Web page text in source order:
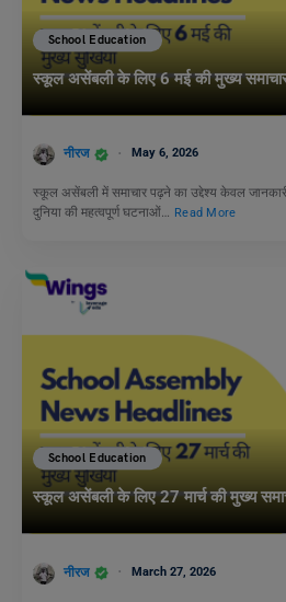
School Education
स्कूल असेंबली के लिए 6 मई की मुख्य समाचार
नीरज May 6, 2026
स्कूल असेंबली में समाचार पढ़ने का उद्देश्य केवल
दुनिया की महत्वपूर्ण घटनाओं… Read More
School Education
स्कूल असेंबली के लिए 27 मार्च की मुख्य
नीरज March 27, 2026